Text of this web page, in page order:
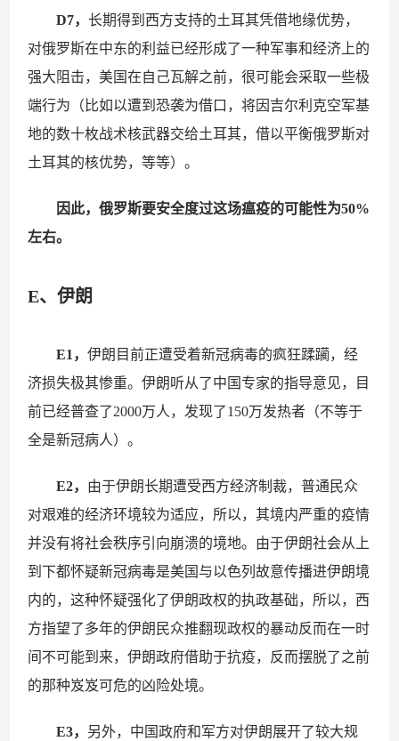
D7， 长期得到西方支持的土耳其凭借地缘优势，
对俄罗斯在中东的利益已经形成了一种军事和经济上的
强大阻击，美国在自己瓦解之前，很可能会采取一些极
端行为（比如以遭到恐袭为借口，将因吉尔利克空军基
地的数十枚战术核武器交给土耳其，借以平衡俄罗斯对
土耳其的核优势，等等）。
因此，俄罗斯要安全度过这场瘟疫的可能性为50%
左右。
E、伊朗
E1，伊朗目前正遭受着新冠病毒的疯狂蹂躏，经
济损失极其惨重。伊朗听从了中国专家的指导意见，目
前已经普查了2000万人，发现了150万发热者（不等于
全是新冠病人）。
E2， 由于伊朗长期遭受西方经济制裁，普通民众
对艰难的经济环境较为适应，所以，其境内严重的疫情
并没有将社会秩序引向崩溃的境地。由于伊朗社会从上
到下都怀疑新冠病毒是美国与以色列故意传播进伊朗境
内的，这种怀疑强化了伊朗政权的执政基础，所以，西
方指望了多年的伊朗民众推翻现政权的暴动反而在一时
间不可能到来，伊朗政府借助于抗疫，反而摆脱了之前
的那种岌岌可危的凶险处境。
E3， 另外，中国政府和军方对伊朗展开了较大规